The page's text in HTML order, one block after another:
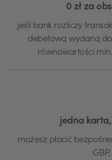
0 zł za
jeśli bank rozliczy
debetową wydaną
równowartości
jedna
możesz płacić